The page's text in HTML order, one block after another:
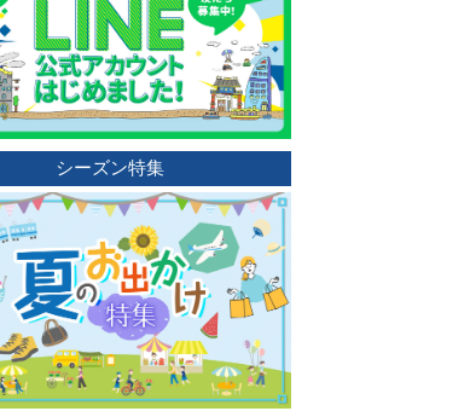
シーズン特集